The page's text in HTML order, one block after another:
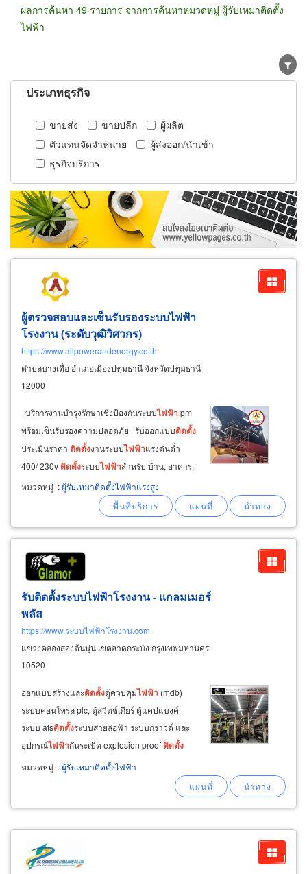
ผลการค้นหา 49 รายการ จากการค้นหาหมวดหมู่ ผู้รับเหมาติดตั้ง
ไฟฟ้า
ประเภทธุรกิจ
ขายส่ง ขายปลีก
ผู้ผลิต
ตัวแทนจัดจำหน่าย
ผู้ส่งออก/นำเข้า
ธุรกิจบริการ
ผู้ตรวจสอบและเซ็นรับรองระบบไฟฟ้า
โรงงาน (ระดับวุฒิวิศวกร)
https://www.allpowerandenergy.co.th
ตำบลบางเดื่อ อำเภอเมืองปทุมธานี จังหวัดปทุมธานี
12000
บริการงานบำรุงรักษาเชิงป้องกันระบบไฟฟ้า pm
พร้อมเซ็นรับรองความปลอดภัย รับออกแบบติดตั้ง
ประเมินราคา ติดตั้งงานระบบไฟฟ้าแรงดันต่ำ
400/ 230v ติดตั้งระบบไฟฟ้าสำหรับ บ้าน, อาคาร,
อพาร์ทเม้นท์, คอนโดมิเนียม, โรงแรม, โรงงาน
พร้อมเซ็นรับรอง &nbsp
หมวดหมู่ :ผู้รับเหมาติดตั้งไฟฟ้าแรงสูง
รับติดตั้งระบบไฟฟ้าโรงงาน - แกลมเมอร์
พลัส
https://www.ระบบไฟฟ้าโรงงาน.com
แขวงคลองสองต้นนุ่น เขตลาดกระบัง กรุงเทพมหานคร
10520
ออกแบบสร้างและติดตั้งตู้ควบคุมไฟฟ้า (mdb)
ระบบคอนโทรล plc, ตู้สวิตช์เกียร์ ตู้แคปแบงค์
ระบบ atsติดตั้งระบบสายล่อฟ้า ระบบกราวด์ และ
อุปกรณ์ไฟฟ้ากันระเบิด explosion proof ติดตั้ง
ไฟฟ้า แสงสว่างติดตั้งโคมไฟในอาคารและ
ระบบสื่อสาร
ระบบประชุมออนไลน์ ระบบ lan ระบบโทรศัพท์
หมวดหมู่ :ผู้รับเหมาติดตั้งไฟฟ้า